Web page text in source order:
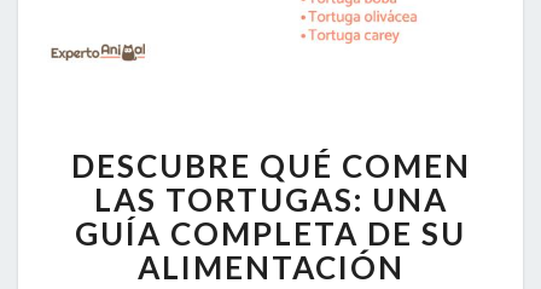
QUÉ
COMEN
LAS
TORTUGAS:
UNA
DESCUBRE QUÉ COMEN
LAS TORTUGAS: UNA
GUÍA COMPLETA DE SU
ALIMENTACIÓN